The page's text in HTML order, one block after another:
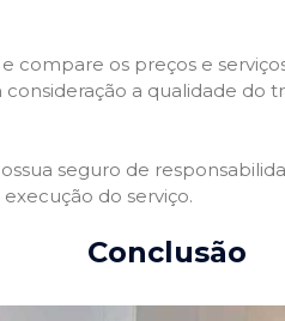
compare os preços e
a qualidade do
seguro de
do serviço.
Conclusão